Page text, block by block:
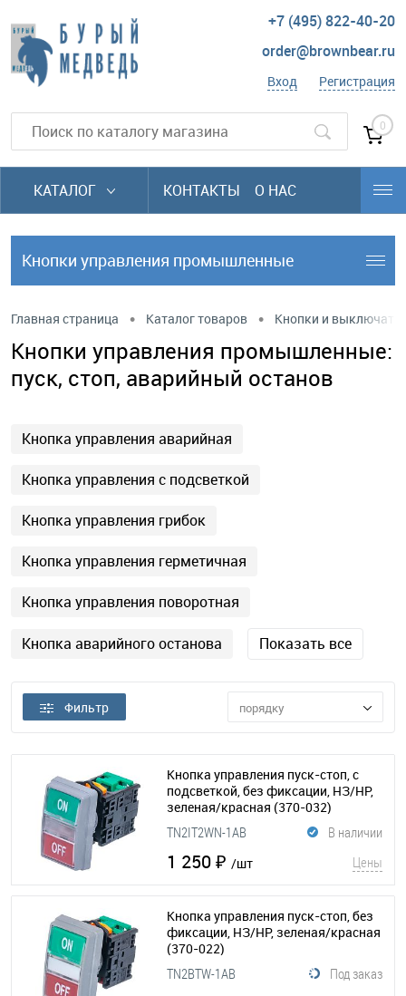
+7 (495) 822-40-20
order@brownbear.ru
Вход Регистрация
0
КАТАЛОГ КОНТАКТЫ О НАС
Кнопки управления промышленные
Главная страница • Каталог товаров • Кнопки и
Кнопки управления промышленные:
пуск, стоп, аварийный останов
Кнопка управления аварийная
Кнопка управления с подсветкой
Кнопка управления грибок
Кнопка управления герметичная
Кнопка управления поворотная
Кнопка аварийного останова Показать все
Фильтр порядку
Кнопка управления пуск-стоп, с
подсветкой, без фиксации, НЗ/НР,
зеленая/красная (370-032)
В наличии
TN2IT2WN-1AB
1 250 ₽ /шт Цены
Кнопка управления пуск-стоп, без
фиксации, НЗ/НР, зеленая/красная
(370-022)
Под заказ
TN2BTW-1AB